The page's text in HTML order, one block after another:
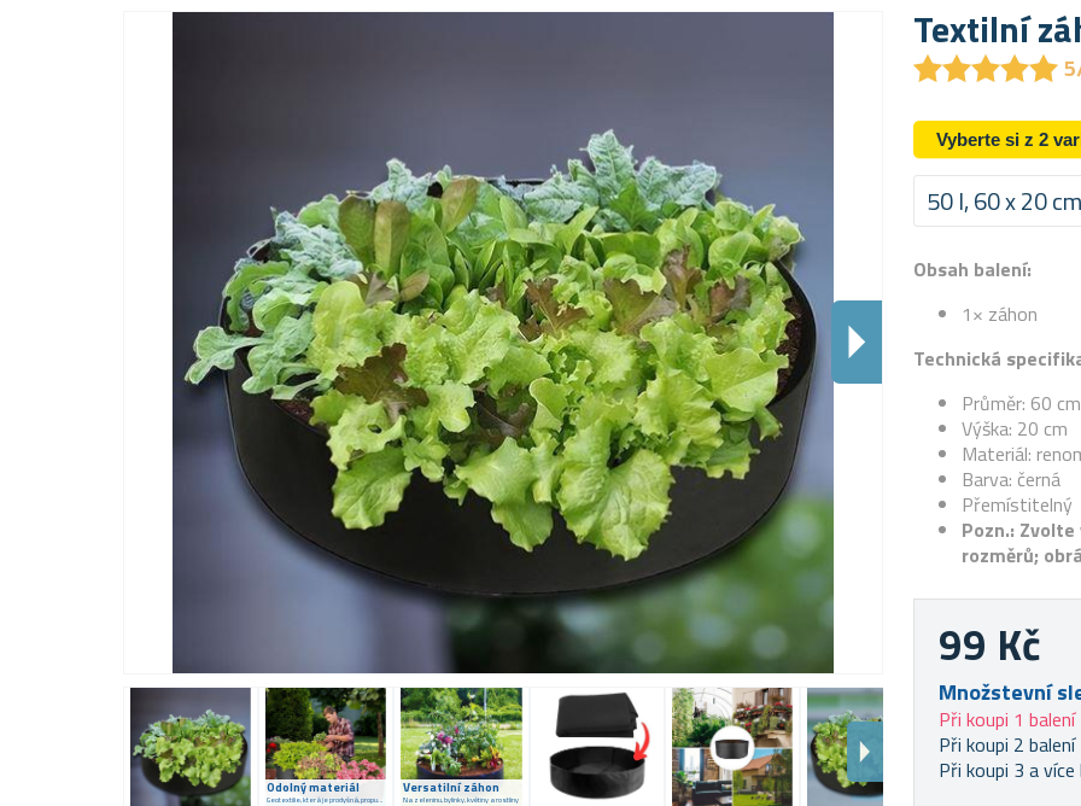
Textilní
★★★★★
★★★★★
Odolný materiál
Geotextilie, která je prodyšná, propustná a trvanlivá
Versatilní záhon
Na zeleninu, bylinky, květiny a rostliny
Vyberte si z 2
50 l, 60 x 20 cm
Obsah balení:
1× záhon
Technická
Průměr: 60 cm
Výška: 20 cm
Materiál:
Barva: černá
Přemístitelný
Pozn.:
rozměrů;
99 Kč
Množstevní
Při koupi 1 balení
Při koupi 2 balení
Při koupi 3 a více